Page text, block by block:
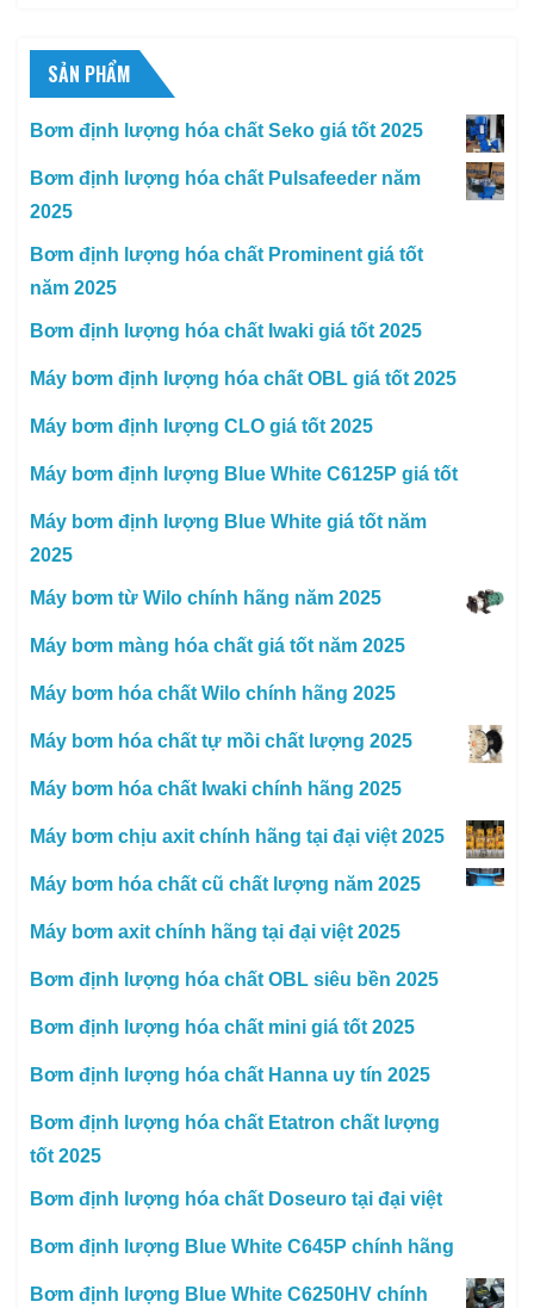
SẢN PHẨM
Bơm định lượng hóa chất Seko giá tốt 2025
Bơm định lượng hóa chất Pulsafeeder năm
2025
Bơm định lượng hóa chất Prominent giá tốt
năm 2025
Bơm định lượng hóa chất Iwaki giá tốt 2025
Máy bơm định lượng hóa chất OBL giá tốt 2025
Máy bơm định lượng CLO giá tốt 2025
Máy bơm định lượng Blue White C6125P giá tốt
Máy bơm định lượng Blue White giá tốt năm
2025
Máy bơm từ Wilo chính hãng năm 2025
Máy bơm màng hóa chất giá tốt năm 2025
Máy bơm hóa chất Wilo chính hãng 2025
Máy bơm hóa chất tự mồi chất lượng 2025
Máy bơm hóa chất Iwaki chính hãng 2025
Máy bơm chịu axit chính hãng tại đại việt 2025
Máy bơm hóa chất cũ chất lượng năm 2025
Máy bơm axit chính hãng tại đại việt 2025
Bơm định lượng hóa chất OBL siêu bền 2025
Bơm định lượng hóa chất mini giá tốt 2025
Bơm định lượng hóa chất Hanna uy tín 2025
Bơm định lượng hóa chất Etatron chất lượng
tốt 2025
Bơm định lượng hóa chất Doseuro tại đại việt
Bơm định lượng Blue White C645P chính hãng
Bơm định lượng Blue White C6250HV chính